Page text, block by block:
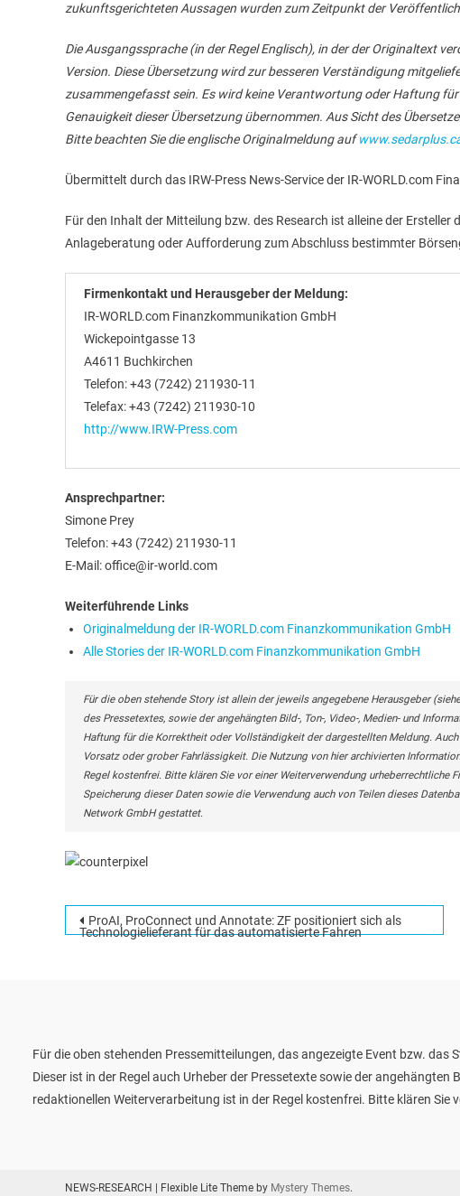
zukunftsgerichteten Aussagen wurden zum Zeitpunkt der
Die Ausgangssprache (in der Regel Englisch), in der der Originaltext
Version. Diese Übersetzung wird zur besseren Verständigung
zusammengefasst sein. Es wird keine Verantwortung oder Haftung
Genauigkeit dieser Übersetzung übernommen. Aus Sicht des
Bitte beachten Sie die englische Originalmeldung auf
Übermittelt durch das IRW-Press News-Service der IR-WORLD.com
Für den Inhalt der Mitteilung bzw. des Research ist alleine der
Anlageberatung oder Aufforderung zum Abschluss bestimmter
Firmenkontakt und Herausgeber der Meldung:
IR-WORLD.com Finanzkommunikation GmbH
Wickepointgasse 13
A4611 Buchkirchen
Telefon: +43 (7242) 211930-11
Telefax: +43 (7242) 211930-10
http://www.IRW-Press.com
Ansprechpartner:
Simone Prey
Telefon: +43 (7242) 211930-11
E-Mail: office@ir-world.com
Weiterführende Links
Originalmeldung der IR-WORLD.com Finanzkommunikation GmbH
Alle Stories der IR-WORLD.com Finanzkommunikation GmbH
Für die oben stehende Story ist allein der jeweils angegebene Herausgeber
des Pressetextes, sowie der angehängten Bild-, Ton-, Video-, Medien- und
Haftung für die Korrektheit oder Vollständigkeit der dargestellten Meldung.
Vorsatz oder grober Fahrlässigkeit. Die Nutzung von hier archivierten
Regel kostenfrei. Bitte klären Sie vor einer Weiterverwendung urheberrechtliche
Speicherung dieser Daten sowie die Verwendung auch von Teilen dieses
Network GmbH gestattet.
Beitragsnavigation
ProAI, ProConnect und Annotate: ZF positioniert sich als
Technologielieferant für das automatisierte Fahren
Für die oben stehenden Pressemitteilungen, das angezeigte Event bzw.
Dieser ist in der Regel auch Urheber der Pressetexte sowie der
redaktionellen Weiterverarbeitung ist in der Regel kostenfrei. Bitte klären
NEWS-RESEARCH | Flexible Lite Theme by Mystery Themes.